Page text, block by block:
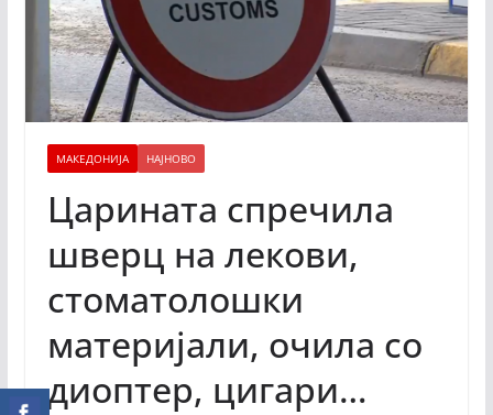
МАКЕДОНИЈА НАЈНОВО
Царината спречила
шверц на лекови,
стоматолошки
материјали, очила со
диоптер, цигари…